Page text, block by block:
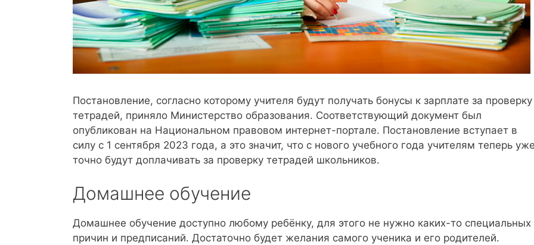
Постановление, согласно которому учителя будут получать бонусы к зарплате за проверку
тетрадей, приняло Министерство образования. Соответствующий документ был
опубликован на Национальном правовом интернет-портале. Постановление вступает в
силу с 1 сентября 2023 года, а это значит, что с нового учебного года учителям теперь уже
точно будут доплачивать за проверку тетрадей школьников.
Домашнее обучение
Домашнее обучение доступно любому ребёнку, для этого не нужно каких-то специальных
причин и предписаний. Достаточно будет желания самого ученика и его родителей.